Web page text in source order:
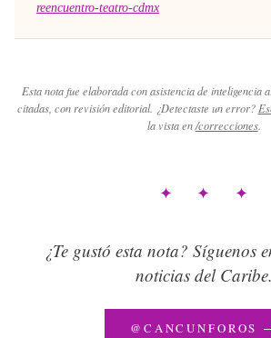
reencuentro-teatro-cdmx
Esta nota fue elaborada con asistencia de inteligencia
citadas, con revisión editorial. ¿Detectaste un error?
la vista en /correcciones.
✦ ✦ ✦
¿Te gustó esta nota? Síguenos
noticias del Caribe.
@CANCUNFOROS